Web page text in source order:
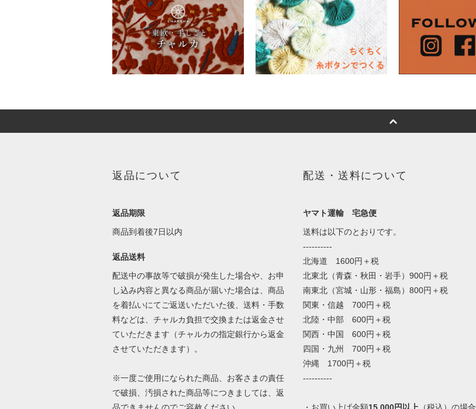
返品について
返品期限
商品到着後7日以内
返品送料
配送中の事故等で破損が発生した場合や、お申
し込み内容と異なる商品が届いた場合は、商品
を着払いにてご返送いただいた後、送料・手数
料などは、チャルカ負担で交換または返金させ
ていただきます（チャルカの指定銀行から返金
させていただきます）。
※一度ご使用になられた商品、お客さまの責任
で破損、汚損された商品等につきましては、返
配送・送料について
ヤマト運輸 宅急便
送料は以下のとおりです。
----------
北海道 1600円＋税
北東北（青森・秋田・岩手）900円＋税
南東北（宮城・山形・福島）800円＋税
関東・信越 700円＋税
北陸・中部 600円＋税
関西・中国 600円＋税
四国・九州 700円＋税
沖縄 1700円＋税
----------